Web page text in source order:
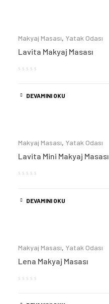
Makyaj Masası, Yatak Odası
Lavita Makyaj Masası
DEVAMINI OKU
Makyaj Masası, Yatak Odası
Lavita Mini Makyaj Masası
DEVAMINI OKU
Makyaj Masası, Yatak Odası
Lena Makyaj Masası